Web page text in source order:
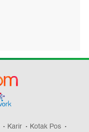
Karir Kotak Pos